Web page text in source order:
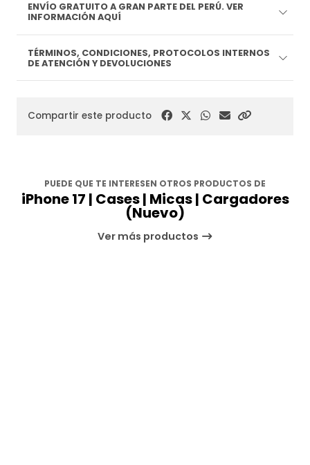
ENVÍO GRATUITO A GRAN PARTE DEL PERÚ. VER
INFORMACIÓN AQUÍ
TÉRMINOS, CONDICIONES, PROTOCOLOS INTERNOS
DE ATENCIÓN Y DEVOLUCIONES
Compartir este producto
PUEDE QUE TE INTERESEN OTROS PRODUCTOS DE
iPhone 17 | Cases | Micas | Cargadores
(Nuevo)
Ver más productos